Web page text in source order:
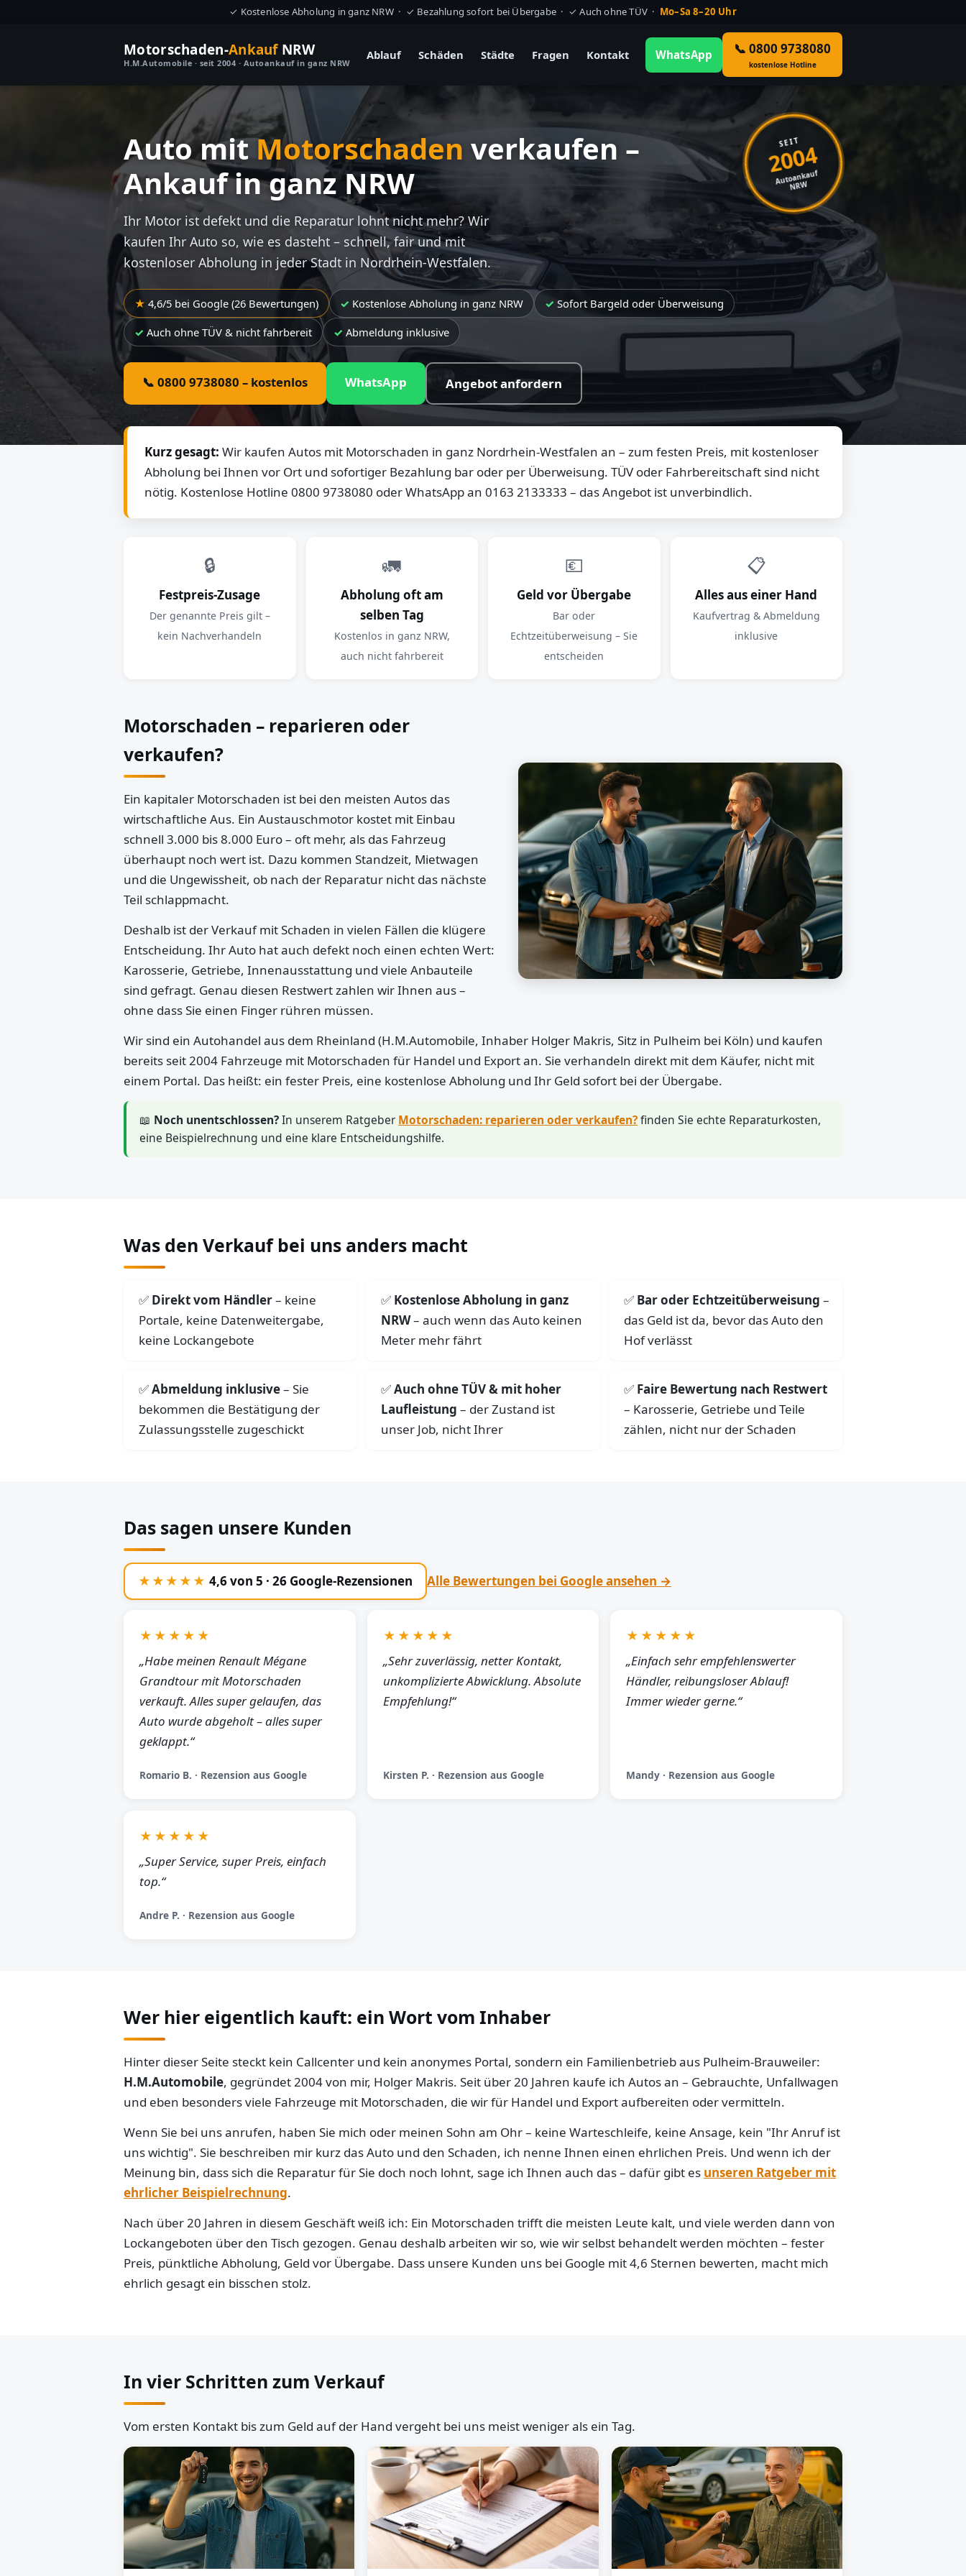
✓ Kostenlose Abholung in ganz NRW · ✓ Bezahlung sofort bei Übergabe · ✓ Auch ohne TÜV · Mo–Sa 8–20 Uhr
Motorschaden-AnkaufNRW
H.M.Automobile · seit 2004 · Autoankauf in ganz NRW
Ablauf Schäden Städte Fragen Kontakt WhatsApp 📞 0800 9738080
kostenlose Hotline
SEIT
2004
Autoankauf
NRW
Auto mitMotorschaden verkaufen –
Ankauf in ganz NRW
Ihr Motor ist defekt und die Reparatur lohnt nicht mehr? Wir
kaufen Ihr Auto so, wie es dasteht – schnell, fair und mit
kostenloser Abholung in jeder Stadt in Nordrhein-Westfalen.
4,6/5 bei Google (26 Bewertungen) Kostenlose Abholung in ganz NRW
Sofort Bargeld oder Überweisung
Auch ohne TÜV & nicht fahrbereit
Abmeldung inklusive
📞 0800 9738080 – kostenlos WhatsApp Angebot anfordern
Kurz gesagt: Wir kaufen Autos mit Motorschaden in ganz Nordrhein-Westfalen an – zum festen Preis, mit kostenloser
Abholung bei Ihnen vor Ort und sofortiger Bezahlung bar oder per Überweisung. TÜV oder Fahrbereitschaft sind nicht
nötig. Kostenlose Hotline 0800 9738080 oder WhatsApp an 0163 2133333 – das Angebot ist unverbindlich.
🔒
Festpreis-Zusage
Der genannte Preis gilt –
kein Nachverhandeln
🚛
Abholung oft am
selben Tag
Kostenlos in ganz NRW,
auch nicht fahrbereit
💶
Geld vor Übergabe
Bar oder
Echtzeitüberweisung – Sie
entscheiden
📋
Alles aus einer Hand
Kaufvertrag & Abmeldung
inklusive
Motorschaden – reparieren oder
verkaufen?
Ein kapitaler Motorschaden ist bei den meisten Autos das
wirtschaftliche Aus. Ein Austauschmotor kostet mit Einbau
schnell 3.000 bis 8.000 Euro – oft mehr, als das Fahrzeug
überhaupt noch wert ist. Dazu kommen Standzeit, Mietwagen
und die Ungewissheit, ob nach der Reparatur nicht das nächste
Teil schlappmacht.
Deshalb ist der Verkauf mit Schaden in vielen Fällen die klügere
Entscheidung. Ihr Auto hat auch defekt noch einen echten Wert:
Karosserie, Getriebe, Innenausstattung und viele Anbauteile
sind gefragt. Genau diesen Restwert zahlen wir Ihnen aus –
ohne dass Sie einen Finger rühren müssen.
Wir sind ein Autohandel aus dem Rheinland (H.M.Automobile, Inhaber Holger Makris, Sitz in Pulheim bei Köln) und kaufen
bereits seit 2004 Fahrzeuge mit Motorschaden für Handel und Export an. Sie verhandeln direkt mit dem Käufer, nicht mit
einem Portal. Das heißt: ein fester Preis, eine kostenlose Abholung und Ihr Geld sofort bei der Übergabe.
📖 Noch unentschlossen?In unserem Ratgeber Motorschaden: reparieren oder verkaufen?finden Sie echte Reparaturkosten,
eine Beispielrechnung und eine klare Entscheidungshilfe.
Was den Verkauf bei uns anders macht
Direkt vom Händler– keine
Portale, keine Datenweitergabe,
keine Lockangebote
Kostenlose Abholung in ganz
NRW– auch wenn das Auto keinen
Meter mehr fährt
Bar oder Echtzeitüberweisung –
das Geld ist da, bevor das Auto den
Hof verlässt
Abmeldung inklusive– Sie
bekommen die Bestätigung der
Zulassungsstelle zugeschickt
Auch ohne TÜV & mit hoher
Laufleistung – der Zustand ist
unser Job, nicht Ihrer
Faire Bewertung nach Restwert
– Karosserie, Getriebe und Teile
zählen, nicht nur der Schaden
Das sagen unsere Kunden
★★★★★ 4,6 von 5 · 26 Google-Rezensionen Alle Bewertungen bei Google ansehen →
★★★★★
„Habe meinen Renault Mégane
Grandtour mit Motorschaden
verkauft. Alles super gelaufen, das
Auto wurde abgeholt – alles super
geklappt.“
Romario B. · Rezension aus Google
★★★★★
„Sehr zuverlässig, netter Kontakt,
unkomplizierte Abwicklung. Absolute
Empfehlung!“
Kirsten P. · Rezension aus Google
★★★★★
„Einfach sehr empfehlenswerter
Händler, reibungsloser Ablauf!
Immer wieder gerne.“
Mandy · Rezension aus Google
★★★★★
„Super Service, super Preis, einfach
top.“
Andre P. · Rezension aus Google
Wer hier eigentlich kauft: ein Wort vom Inhaber
Hinter dieser Seite steckt kein Callcenter und kein anonymes Portal, sondern ein Familienbetrieb aus Pulheim-Brauweiler:
H.M.Automobile, gegründet 2004 von mir, Holger Makris. Seit über 20 Jahren kaufe ich Autos an – Gebrauchte, Unfallwagen
und eben besonders viele Fahrzeuge mit Motorschaden, die wir für Handel und Export aufbereiten oder vermitteln.
Wenn Sie bei uns anrufen, haben Sie mich oder meinen Sohn am Ohr – keine Warteschleife, keine Ansage, kein "Ihr Anruf ist
uns wichtig". Sie beschreiben mir kurz das Auto und den Schaden, ich nenne Ihnen einen ehrlichen Preis. Und wenn ich der
Meinung bin, dass sich die Reparatur für Sie doch noch lohnt, sage ich Ihnen auch das – dafür gibt es unseren Ratgeber mit
ehrlicher Beispielrechnung.
Nach über 20 Jahren in diesem Geschäft weiß ich: Ein Motorschaden trifft die meisten Leute kalt, und viele werden dann von
Lockangeboten über den Tisch gezogen. Genau deshalb arbeiten wir so, wie wir selbst behandelt werden möchten – fester
Preis, pünktliche Abholung, Geld vor Übergabe. Dass unsere Kunden uns bei Google mit 4,6 Sternen bewerten, macht mich
ehrlich gesagt ein bisschen stolz.
In vier Schritten zum Verkauf
Vom ersten Kontakt bis zum Geld auf der Hand vergeht bei uns meist weniger als ein Tag.